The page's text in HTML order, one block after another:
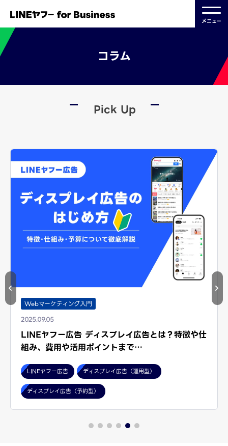
メニュー
コラム
Pick Up
Webマーケティング入門
2025.09.05
LINEヤフー広告 ディスプレイ広告とは？特徴や仕
組み、費用や活用ポイントまで…
LINEヤフー広告 ディスプレイ広告（運用型）
ディスプレイ広告（予約型）